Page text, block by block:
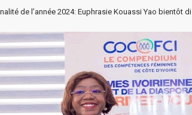
de l’année 2024: Euphrasie Kouassi Yao bientôt